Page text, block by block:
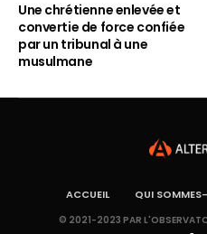
Une chrétienne enlevée et
convertie de force confiée
par un tribunal à une
musulmane
ACCUEIL QUI
© 2021-2023 PAR